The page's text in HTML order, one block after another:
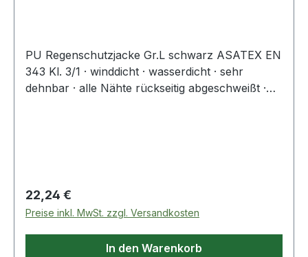
PU Regenschutzjacke Gr.L schwarz ASATEX EN
343 Kl. 3/1 · winddicht · wasserdicht · sehr
dehnbar · alle Nähte rückseitig abgeschweißt ·
Regulärer Preis:
22,24 €
Preise inkl. MwSt. zzgl. Versandkosten
In den Warenkorb